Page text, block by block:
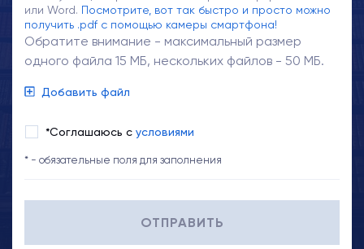
или Word. Посмотрите, вот так быстро и просто можно
получить .pdf с помощью камеры смартфона!
Обратите внимание - максимальный размер
одного файла 15 МБ, нескольких файлов - 50 МБ.
Добавить файл
*Соглашаюсь с условиями
* - обязательные поля для заполнения
ОТПРАВИТЬ